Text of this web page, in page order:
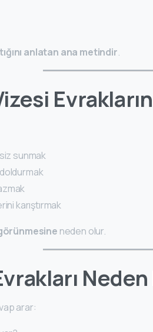
anlatan ana metindir.
sunmak
karıştırmak
neden olur.
Neden
arar: